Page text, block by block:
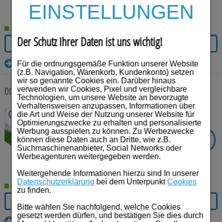
EINSTELLUNGEN
Der Schutz Ihrer Daten ist uns wichtig!
Für die ordnungsgemäße Funktion unserer Website
(z.B. Navigation, Warenkorb, Kundenkonto) setzen
wir so genannte Cookies ein. Darüber hinaus
verwenden wir Cookies, Pixel und vergleichbare
Technologien, um unsere Website an bevorzugte
Verhaltensweisen anzupassen, Informationen über
die Art und Weise der Nutzung unserer Website für
Optimierungszwecke zu erhalten und personalisierte
Werbung ausspielen zu können. Zu Werbezwecke
können diese Daten auch an Dritte, wie z.B.
Suchmaschinenanbieter, Social Networks oder
Werbeagenturen weitergegeben werden.
Weitergehende Informationen hierzu sind In unserer
Datenschutzerklärung bei dem Unterpunkt Cookies
zu finden.
Bitte wählen Sie nachfolgend, welche Cookies
gesetzt werden dürfen, und bestätigen Sie dies durch
17,46 €¹
Lieferzeit 2-5 Werktage
IN DEN WARENKORB
Details
DISCI Bamb HOM 1 ml Injektionslösung50 StInjektionslösung
Anbieter: Homöopathisches Laboratorium
Alexander Pflüger GmbH & Co. KG
Einheit: 50St
Darreichungsform: Injektionslösung
PZN: 01876941
UVP: 71,95€³
56,84€¹
SIE SPAREN
Lieferzeit 2-5 Werktage
IN DEN WARENKORB